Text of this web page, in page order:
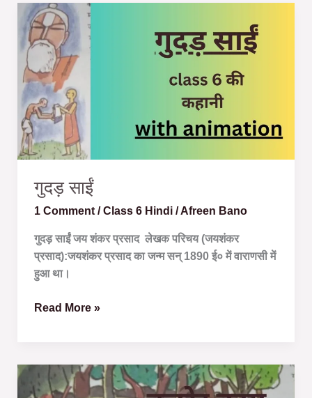
गुदड़ साईं
1 Comment /Class 6 Hindi/Afreen Bano
गुदड़ साईं जय शंकर प्रसाद लेखक परिचय (जयशंकर
प्रसाद):जयशंकर प्रसाद का जन्म सन् 1890 ई० में वाराणसी में
हुआ था।
गुदड़
साईं
Read More »
कठोर
कृपा